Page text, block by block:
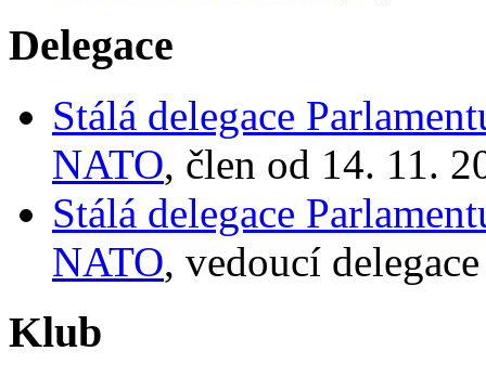
Delegace
Stálá delegace
NATO, člen od 14. 11.
Stálá delegace
NATO, vedoucí
Klub